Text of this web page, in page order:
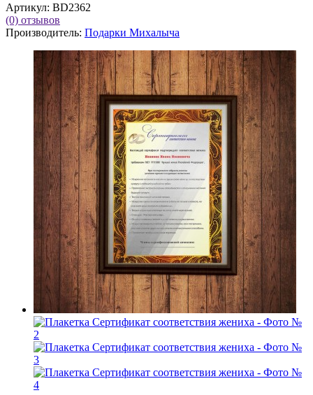
Артикул: BD2362
(0) отзывов
Производитель: Подарки Михалыча